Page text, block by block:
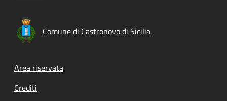
Comune di Castronovo di Sicilia
Footer menu
Area riservata
Crediti